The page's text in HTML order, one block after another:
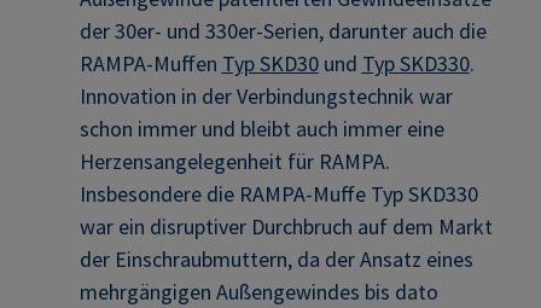
der 30er- und 330er-Serien, darunter auch die
RAMPA-Muffen Typ SKD30und Typ SKD330.
Innovation in der Verbindungstechnik war
schon immer und bleibt auch immer eine
Herzensangelegenheit für RAMPA.
Insbesondere die RAMPA-Muffe Typ SKD330
war ein disruptiver Durchbruch auf dem Markt
der Einschraubmuttern, da der Ansatz eines
mehrgängigen Außengewindes bis dato